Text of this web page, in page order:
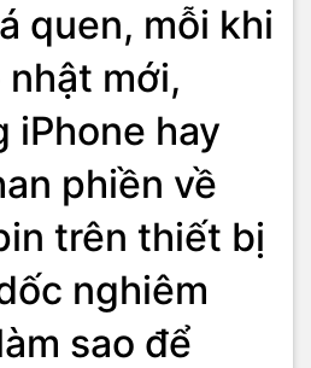
quen, mỗi khi
mới,
iPhone hay
phiền về
trên thiết bị
nghiêm
sao để